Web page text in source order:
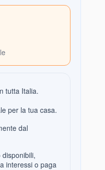
tutta Italia.
per la tua casa.
dal
interessi o paga